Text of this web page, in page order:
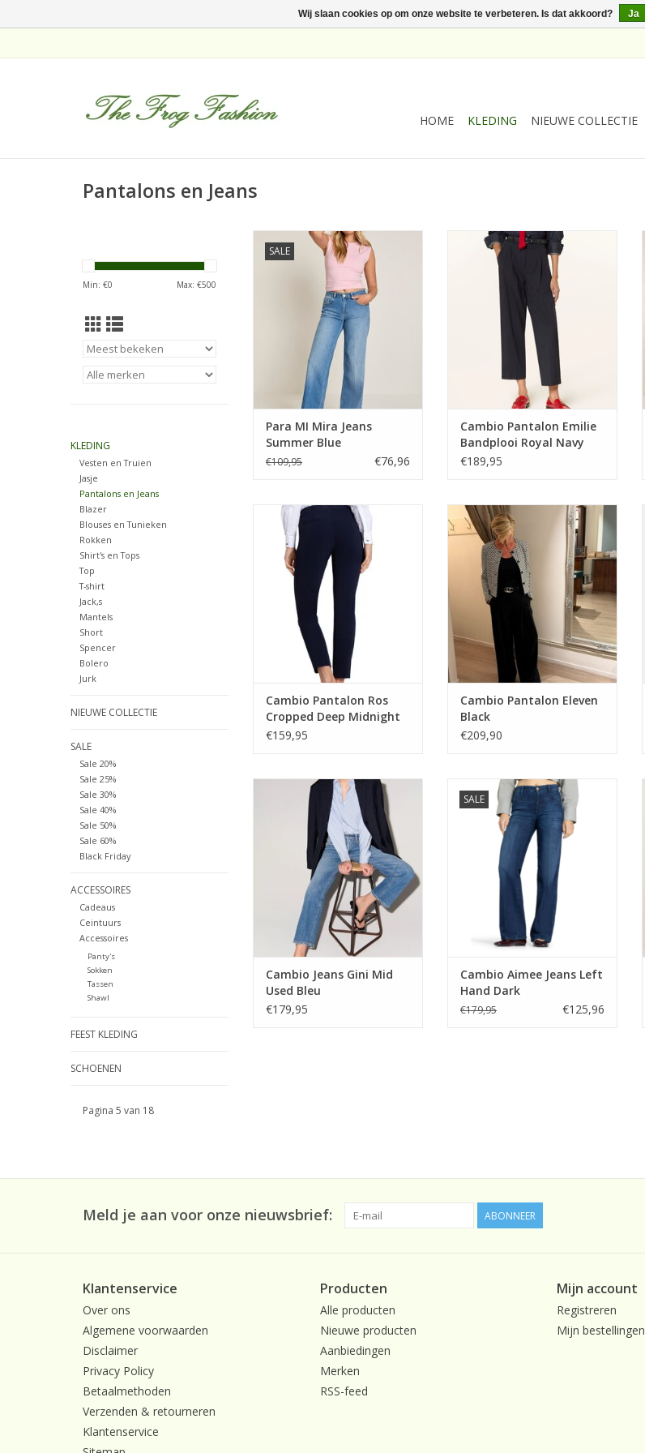
HOME KLEDING NIEUWE COLLECTIE
Pantalons en Jeans
Min: €0 Max: €500
KLEDING
Vesten en Truien
Jasje
Pantalons en Jeans
Blazer
Blouses en Tunieken
Rokken
Shirt's en Tops
Top
T-shirt
Jack,s
Mantels
Short
Spencer
Bolero
Jurk
NIEUWE COLLECTIE
SALE
Sale 20%
Sale 25%
Sale 30%
Sale 40%
Sale 50%
Sale 60%
Black Friday
ACCESSOIRES
Cadeaus
Ceintuurs
Accessoires
Panty's
Sokken
Tassen
Shawl
FEEST KLEDING
SCHOENEN
SALE
Para MI Mira Jeans Summer Blue
TOEVOEGEN AAN WINKELWAGEN
Para MI Mira Jeans
Summer Blue
€109,95 €76,96
Cambio Pantalon Emilie
Bandplooi Royal Navy
TOEVOEGEN AAN WINKELWAGEN
Cambio Pantalon Emilie
Bandplooi Royal Navy
€189,95
Cambio Pantalon Ros Cropped
Deep Midnight Blue
TOEVOEGEN AAN WINKELWAGEN
Cambio Pantalon Ros
Cropped Deep Midnight
Blue
€159,95
Cambio Pantalon Eleven Black
TOEVOEGEN AAN WINKELWAGEN
Cambio Pantalon Eleven
Black
€209,90
Cambio Jeans Gini Mid Used Bleu
TOEVOEGEN AAN WINKELWAGEN
Cambio Jeans Gini Mid
Used Bleu
€179,95
SALE
Cambio Aimee Jeans Left Hand
Dark
TOEVOEGEN AAN WINKELWAGEN
Cambio Aimee Jeans Left
Hand Dark
€179,95 €125,96
Pagina 5 van 18
Meld je aan voor onze nieuwsbrief: ABONNEER
Klantenservice
Over ons
Algemene voorwaarden
Disclaimer
Privacy Policy
Betaalmethoden
Verzenden & retourneren
Klantenservice
Producten
Alle producten
Nieuwe producten
Aanbiedingen
Merken
RSS-feed
Mijn account
Registreren
Mijn bestellingen
Wij slaan cookies op om onze website te verbeteren. Is dat akkoord? Ja